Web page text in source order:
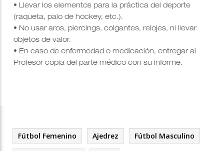
• Llevar los elementos para la práctica del deporte
(raqueta, palo de hockey, etc.).
• No usar aros, piercings, colgantes, relojes, ni llevar
objetos de valor.
• En caso de enfermedad o medicación, entregar al
Profesor copia del parte médico con su informe.
Fútbol Femenino Ajedrez Fútbol Masculino